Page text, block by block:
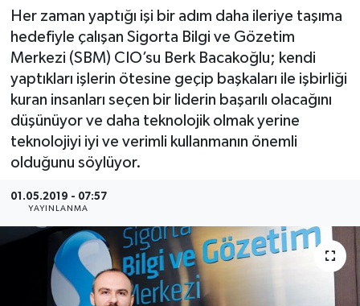
Her zaman yaptığı işi bir adım daha ileriye taşıma
hedefiyle çalışan Sigorta Bilgi ve Gözetim
Merkezi (SBM) CIO’su Berk Bacakoğlu; kendi
yaptıkları işlerin ötesine geçip başkaları ile işbirliği
kuran insanları seçen bir liderin başarılı olacağını
düşünüyor ve daha teknolojik olmak yerine
teknolojiyi iyi ve verimli kullanmanın önemli
olduğunu söylüyor.
01.05.2019 - 07:57
YAYINLANMA
SEKTÖR
ŞİRKET PANO
SÖYLEŞİ
ÜLKE
YAŞAM